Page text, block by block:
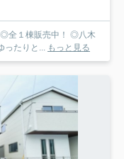
◎全１棟販売中！ ◎八木
ったりと... もっと見る